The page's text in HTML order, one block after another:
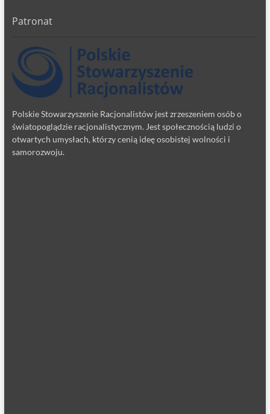
Patronat
Polskie Stowarzyszenie Racjonalistów jest zrzeszeniem osób o
światopoglądzie racjonalistycznym. Jest społecznością ludzi o
otwartych umysłach, którzy cenią ideę osobistej wolności i
samorozwoju.